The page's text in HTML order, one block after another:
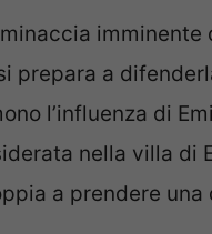
imminente
prepara a
l’influenza di
nella villa di
a prendere